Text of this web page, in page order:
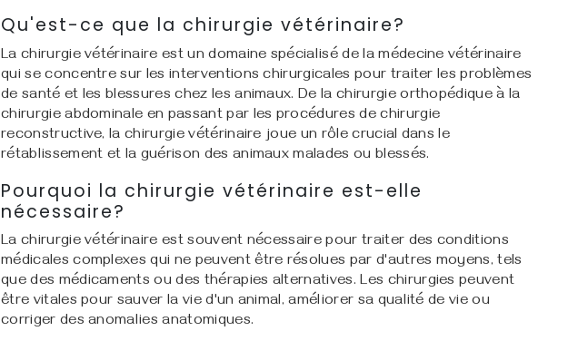
Qu'est-ce que la chirurgie vétérinaire?
La chirurgie vétérinaire est un domaine spécialisé de la médecine vétérinaire
qui se concentre sur les interventions chirurgicales pour traiter les problèmes
de santé et les blessures chez les animaux. De la chirurgie orthopédique à la
chirurgie abdominale en passant par les procédures de chirurgie
reconstructive, la chirurgie vétérinaire joue un rôle crucial dans le
rétablissement et la guérison des animaux malades ou blessés.
Pourquoi la chirurgie vétérinaire est-elle
nécessaire?
La chirurgie vétérinaire est souvent nécessaire pour traiter des conditions
médicales complexes qui ne peuvent être résolues par d'autres moyens, tels
que des médicaments ou des thérapies alternatives. Les chirurgies peuvent
être vitales pour sauver la vie d'un animal, améliorer sa qualité de vie ou
corriger des anomalies anatomiques.